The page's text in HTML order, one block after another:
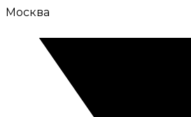
Москва